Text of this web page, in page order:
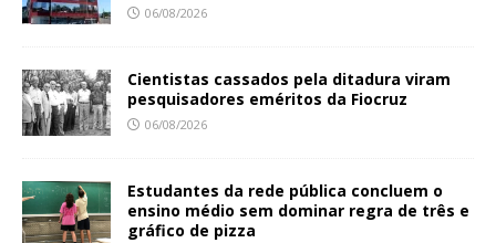
06/08/2026
Cientistas cassados pela ditadura viram
pesquisadores eméritos da Fiocruz
06/08/2026
Estudantes da rede pública concluem o
ensino médio sem dominar regra de três e
gráfico de pizza